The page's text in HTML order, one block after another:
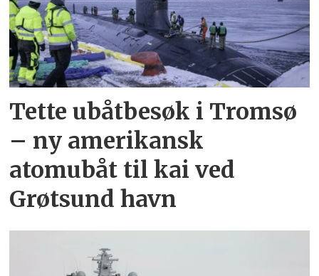
Tette ubåtbesøk i Tromsø
– ny amerikansk
atomubåt til kai ved
Grøtsund havn